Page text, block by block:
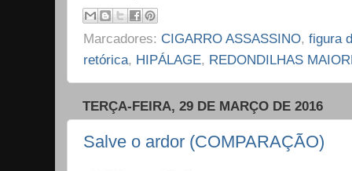
Marcadores: CIGARRO ASSASSINO, figura
retórica, HIPÁLAGE, REDONDILHAS
TERÇA-FEIRA, 29 DE MARÇO DE 2016
Salve o ardor (COMPARAÇÃO)